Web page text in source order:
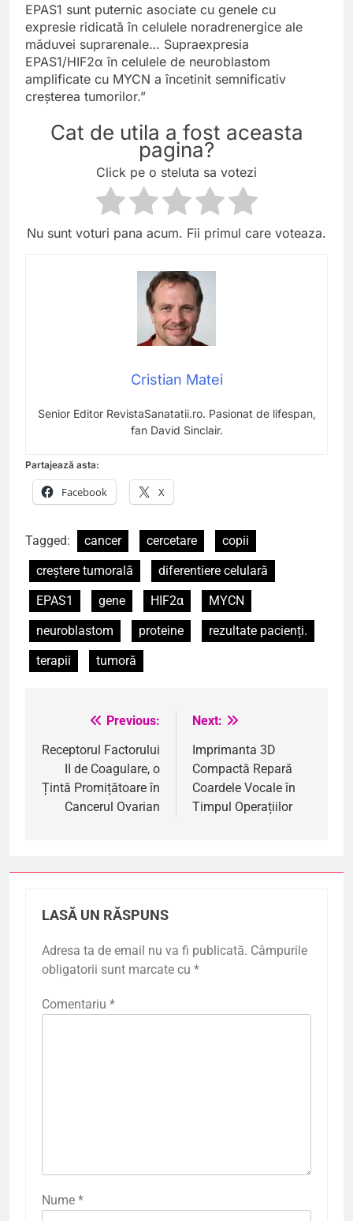
EPAS1 sunt puternic asociate cu genele cu
expresie ridicată în celulele noradrenergice ale
măduvei suprarenale… Supraexpresia
EPAS1/HIF2α în celulele de neuroblastom
amplificate cu MYCN a încetinit semnificativ
creșterea tumorilor.”
Cat de utila a fost aceasta
pagina?
Click pe o steluta sa votezi
Nu sunt voturi pana acum. Fii primul care voteaza.
Cristian Matei
Senior Editor RevistaSanatatii.ro. Pasionat de lifespan,
fan David Sinclair.
Partajează asta:
Facebook X
Tagged: cancer cercetare
copii
creștere tumorală
diferentiere celulară
EPAS1
gene HIF2α
MYCN
neuroblastom
proteine
rezultate pacienți.
terapii
tumoră
Navigare
în
articole
Previous:
Receptorul Factorului
II de Coagulare, o
Țintă Promițătoare în
Cancerul Ovarian
Next:
Imprimanta 3D
Compactă Repară
Coardele Vocale în
Timpul Operațiilor
LASĂ UN RĂSPUNS
Adresa ta de email nu va fi publicată. Câmpurile
obligatorii sunt marcate cu *
Comentariu *
Nume *